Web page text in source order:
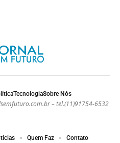
TecnologiaSobre Nós
– tel.(11)91754-6532
Quem Faz Contato